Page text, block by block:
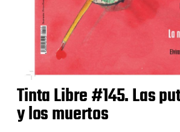
Tinta Libre #145. Las
y los muertos